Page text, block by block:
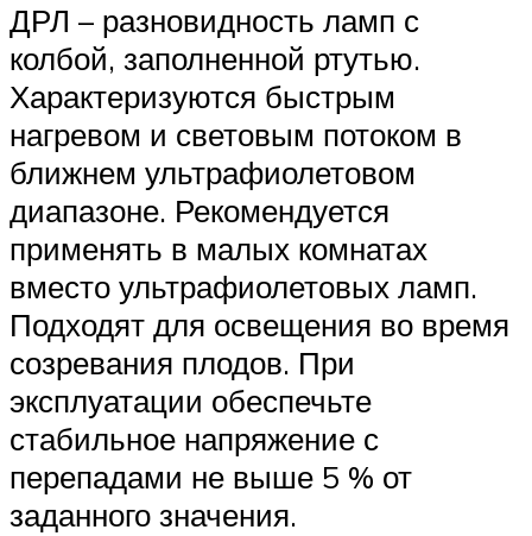
ДРЛ – разновидность ламп с
колбой, заполненной ртутью.
Характеризуются быстрым
нагревом и световым потоком в
ближнем ультрафиолетовом
диапазоне. Рекомендуется
применять в малых комнатах
вместо ультрафиолетовых ламп.
Подходят для освещения во время
созревания плодов. При
эксплуатации обеспечьте
стабильное напряжение с
перепадами не выше 5 % от
заданного значения.